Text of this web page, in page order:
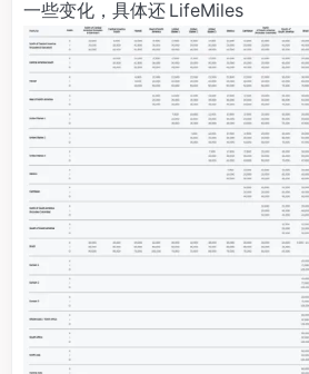
一些变化，具体还 LifeMiles